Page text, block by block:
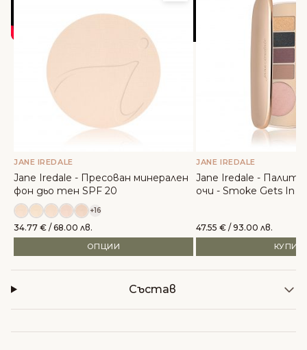
JANE IREDALE
Jane Iredale - Пресован минерален
фон дьо тен SPF 20
+16
34.77 € / 68.00 лв.
ОПЦИИ
JANE IREDALE
Jane Iredale -
очи - Smoke Gets In
47.55€ / 93.00 лв.
КУПИ
Състав